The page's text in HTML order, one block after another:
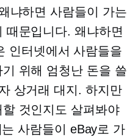
냐하면 사람들이 가는
때문입니다. 왜냐하면
인터넷에서 사람들을
위해 엄청난 돈을 쓸
상거래 대지. 하지만
것인지도 살펴봐야
사람들이 eBay로 가